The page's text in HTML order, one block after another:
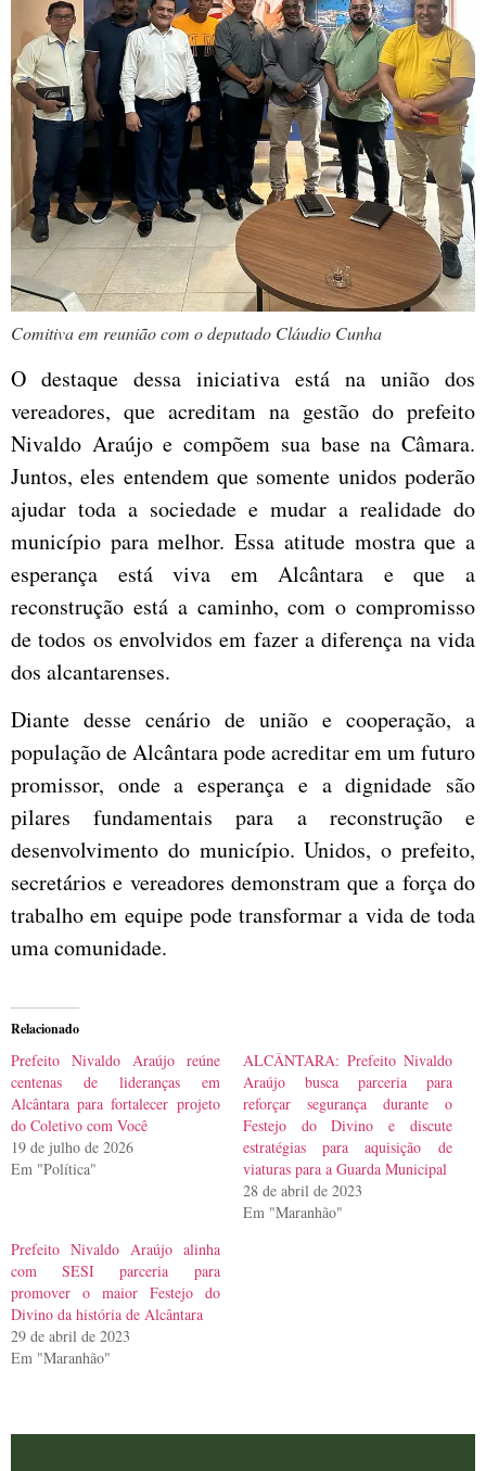
Comitiva em reunião com o deputado Cláudio Cunha
O destaque dessa iniciativa está na união dos
vereadores, que acreditam na gestão do prefeito
Nivaldo Araújo e compõem sua base na Câmara.
Juntos, eles entendem que somente unidos poderão
ajudar toda a sociedade e mudar a realidade do
município para melhor. Essa atitude mostra que a
esperança está viva em Alcântara e que a
reconstrução está a caminho, com o compromisso
de todos os envolvidos em fazer a diferença na vida
dos alcantarenses.
Diante desse cenário de união e cooperação, a
população de Alcântara pode acreditar em um futuro
promissor, onde a esperança e a dignidade são
pilares fundamentais para a reconstrução e
desenvolvimento do município. Unidos, o prefeito,
secretários e vereadores demonstram que a força do
trabalho em equipe pode transformar a vida de toda
uma comunidade.
Relacionado
Prefeito Nivaldo Araújo reúne
centenas de lideranças em
Alcântara para fortalecer projeto
do Coletivo com Você
19 de julho de 2026
Em "Política"
ALCÂNTARA: Prefeito Nivaldo
Araújo busca parceria para
reforçar segurança durante o
Festejo do Divino e discute
estratégias para aquisição de
viaturas para a Guarda Municipal
28 de abril de 2023
Em "Maranhão"
Prefeito Nivaldo Araújo alinha
com SESI parceria para
promover o maior Festejo do
Divino da história de Alcântara
29 de abril de 2023
Em "Maranhão"